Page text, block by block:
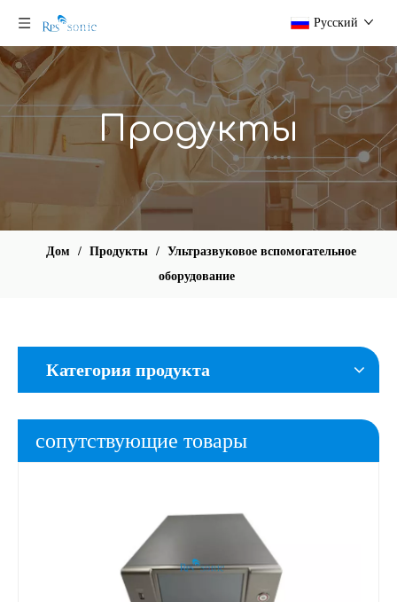
Pусский
Продукты
Дом / Продукты / Ультразвуковое вспомогательное
оборудование
Категория продукта
сопутствующие товары